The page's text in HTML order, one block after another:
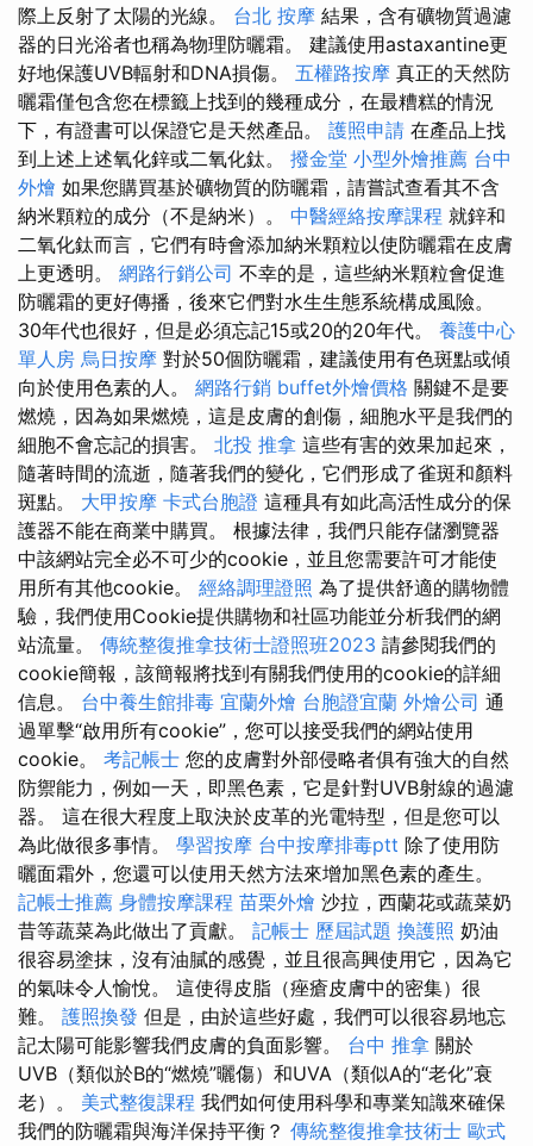
際上反射了太陽的光線。 台北 按摩 結果，含有礦物質過濾
器的日光浴者也稱為物理防曬霜。 建議使用astaxantine更
好地保護UVB輻射和DNA損傷。 五權路按摩 真正的天然防
曬霜僅包含您在標籤上找到的幾種成分，在最糟糕的情況
下，有證書可以保證它是天然產品。 護照申請 在產品上找
到上述上述氧化鋅或二氧化鈦。 撥金堂 小型外燴推薦 台中
外燴 如果您購買基於礦物質的防曬霜，請嘗試查看其不含
納米顆粒的成分（不是納米）。 中醫經絡按摩課程 就鋅和
二氧化鈦而言，它們有時會添加納米顆粒以使防曬霜在皮膚
上更透明。 網路行銷公司 不幸的是，這些納米顆粒會促進
防曬霜的更好傳播，後來它們對水生生態系統構成風險。
30年代也很好，但是必須忘記15或20的20年代。 養護中心
單人房 烏日按摩 對於50個防曬霜，建議使用有色斑點或傾
向於使用色素的人。 網路行銷 buffet外燴價格 關鍵不是要
燃燒，因為如果燃燒，這是皮膚的創傷，細胞水平是我們的
細胞不會忘記的損害。 北投 推拿 這些有害的效果加起來，
隨著時間的流逝，隨著我們的變化，它們形成了雀斑和顏料
斑點。 大甲按摩 卡式台胞證 這種具有如此高活性成分的保
護器不能在商業中購買。 根據法律，我們只能存儲瀏覽器
中該網站完全必不可少的cookie，並且您需要許可才能使
用所有其他cookie。 經絡調理證照 為了提供舒適的購物體
驗，我們使用Cookie提供購物和社區功能並分析我們的網
站流量。 傳統整復推拿技術士證照班2023 請參閱我們的
cookie簡報，該簡報將找到有關我們使用的cookie的詳細
信息。 台中養生館排毒 宜蘭外燴 台胞證宜蘭 外燴公司 通
過單擊“啟用所有cookie”，您可以接受我們的網站使用
cookie。 考記帳士 您的皮膚對外部侵略者俱有強大的自然
防禦能力，例如一天，即黑色素，它是針對UVB射線的過濾
器。 這在很大程度上取決於皮革的光電特型，但是您可以
為此做很多事情。 學習按摩 台中按摩排毒ptt 除了使用防
曬面霜外，您還可以使用天然方法來增加黑色素的產生。
記帳士推薦 身體按摩課程 苗栗外燴 沙拉，西蘭花或蔬菜奶
昔等蔬菜為此做出了貢獻。 記帳士 歷屆試題 換護照 奶油
很容易塗抹，沒有油膩的感覺，並且很高興使用它，因為它
的氣味令人愉悅。 這使得皮脂（痤瘡皮膚中的密集）很
難。 護照換發 但是，由於這些好處，我們可以很容易地忘
記太陽可能影響我們皮膚的負面影響。 台中 推拿 關於
UVB（類似於B的“燃燒”曬傷）和UVA（類似A的“老化”衰
老）。 美式整復課程 我們如何使用科學和專業知識來確保
我們的防曬霜與海洋保持平衡？ 傳統整復推拿技術士 歐式